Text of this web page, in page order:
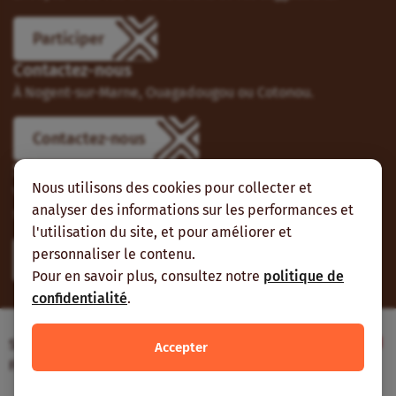
Nous utilisons des cookies pour collecter et
analyser des informations sur les performances et
l'utilisation du site, et pour améliorer et
personnaliser le contenu.
Pour en savoir plus, consultez notre politique de
confidentialité.
Accepter
Participer
Contactez-nous
À Nogent-sur-Marne, Ouagadougou ou Cotonou.
Contactez-nous
Suivez-nous
Vous pouvez aussi vous abonner à nos flux RSS et nous
suivre sur les réseaux sociaux.
Site web réalisé avec le soutien de l’Agence
Française de Développement